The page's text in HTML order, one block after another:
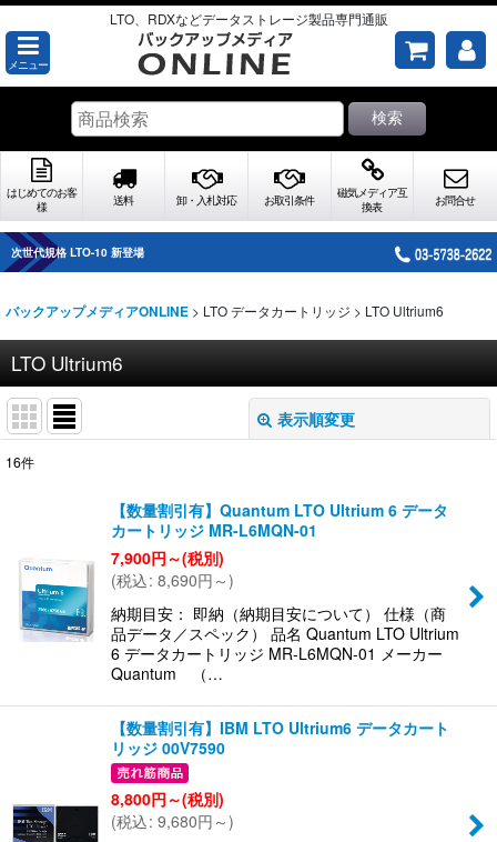
LTO、RDXなどデータストレージ製品専門通販
メニュー
検索
はじめてのお客
様
送料 卸・入札対応 お取引条件
磁気メディア互
換表
お問合せ
次世代規格 LTO-10 新登場
バックアップメディアONLINE > LTO データカートリッジ > LTO Ultrium6
LTO Ultrium6
表示順変更
絞り込む
16件
【数量割引有】Quantum LTO Ultrium 6 データ
カートリッジ MR-L6MQN-01
7,900円 ～(税別)
(税込: 8,690円 ～)
納期目安： 即納（納期目安について） 仕様（商
品データ／スペック） 品名 Quantum LTO Ultrium
6 データカートリッジ MR-L6MQN-01 メーカー
Quantum （…
【数量割引有】IBM LTO Ultrium6 データカート
リッジ 00V7590
8,800円 ～(税別)
(税込: 9,680円 ～)